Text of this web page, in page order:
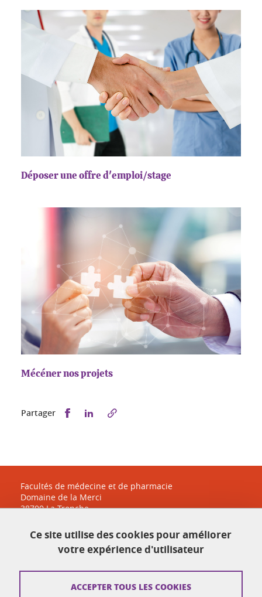
Déposer une offre d'emploi/stage
Mécéner nos projets
Partager Partager sur Facebook
Partager sur LinkedIn
Facultés de médecine et de pharmacie
Domaine de la Merci
38700 La Tronche
sante-accueil@univ-grenoble-alpes.fr
04 38 38 83 30
Ce site utilise des cookies pour améliorer
votre expérience d'utilisateur
ACCEPTER TOUS LES COOKIES